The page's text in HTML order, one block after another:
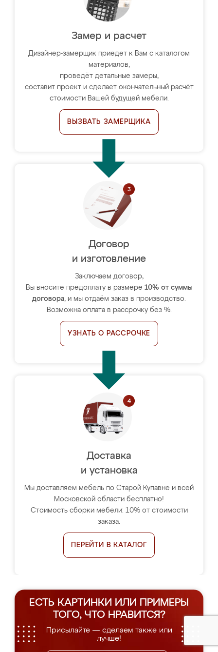
Замер и расчет
Дизайнер-замерщик приедет к Вам с каталогом
материалов,
проведёт детальные замеры,
составит проект и сделает окончательный расчёт
стоимости Вашей будущей мебели.
ВЫЗВАТЬ ЗАМЕРЩИКА
Договор
и изготовление
Заключаем договор,
Вы вносите предоплату в размере 10% от суммы
договора, и мы отдаём заказ в производство.
Возможна оплата в рассрочку без %.
УЗНАТЬ О РАССРОЧКЕ
Доставка
и установка
Мы доставляем мебель по Старой Купавне и всей
Московской области бесплатно!
Стоимость сборки мебели: 10% от стоимости
заказа.
ПЕРЕЙТИ В КАТАЛОГ
ЕСТЬ КАРТИНКИ ИЛИ ПРИМЕРЫ
ТОГО, ЧТО НРАВИТСЯ?
Присылайте — сделаем также или
лучше!